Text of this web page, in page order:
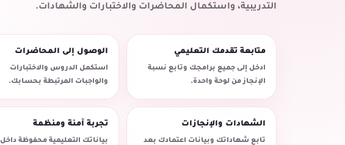
التدريبية، واستكمال المحاضرات والاختبارات والشهادات.
متابعة تقدمك التعليمي
ادخل إلى جميع برامجك وتابع نسبة
الإنجاز من لوحة واحدة.
الوصول إلى المحاضرات
استكمل الدروس والاختبارات
والواجبات المرتبطة بحسابك.
الشهادات والإنجازات
تابع شهاداتك وبيانات اعتمادك بعد
تجربة آمنة ومنظمة
بياناتك التعليمية محفوظة داخل